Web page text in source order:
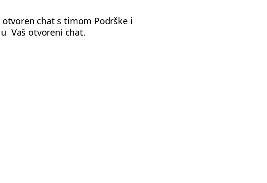
chat s timom Podrške i
Vaš otvoreni chat.